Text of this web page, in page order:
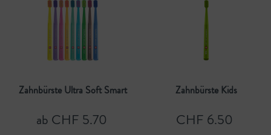
Zahnbürste Ultra Soft Smart
ab CHF 5.70
Zahnbürste Kids
CHF 6.50